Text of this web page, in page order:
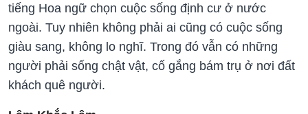
tiếng Hoa ngữ chọn cuộc sống định cư ở nước
ngoài. Tuy nhiên không phải ai cũng có cuộc sống
giàu sang, không lo nghĩ. Trong đó vẫn có những
người phải sống chật vật, cố gắng bám trụ ở nơi đất
khách quê người.